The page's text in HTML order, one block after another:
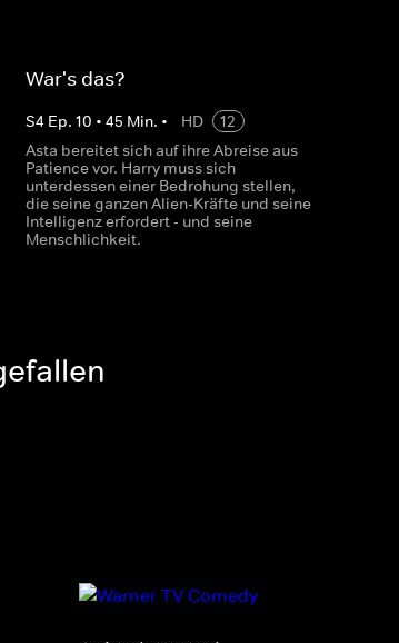
War's das?
S4 Ep.10 •45 Min. • HD
12
Asta bereitet sich auf ihre Abreise aus
Patience vor. Harry muss sich
unterdessen einer Bedrohung stellen,
die seine ganzen Alien-Kräfte und seine
Intelligenz erfordert - und seine
Menschlichkeit.